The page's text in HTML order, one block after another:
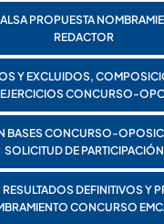
PROPUESTA
REDACTOR
Y EXCLUIDOS,
EJERCICIOS CONCURSO-
BASES CONCURSO-
SOLICITUD DE PARTICIPACIÓN
DEFINITIVOS Y
CONCURSO